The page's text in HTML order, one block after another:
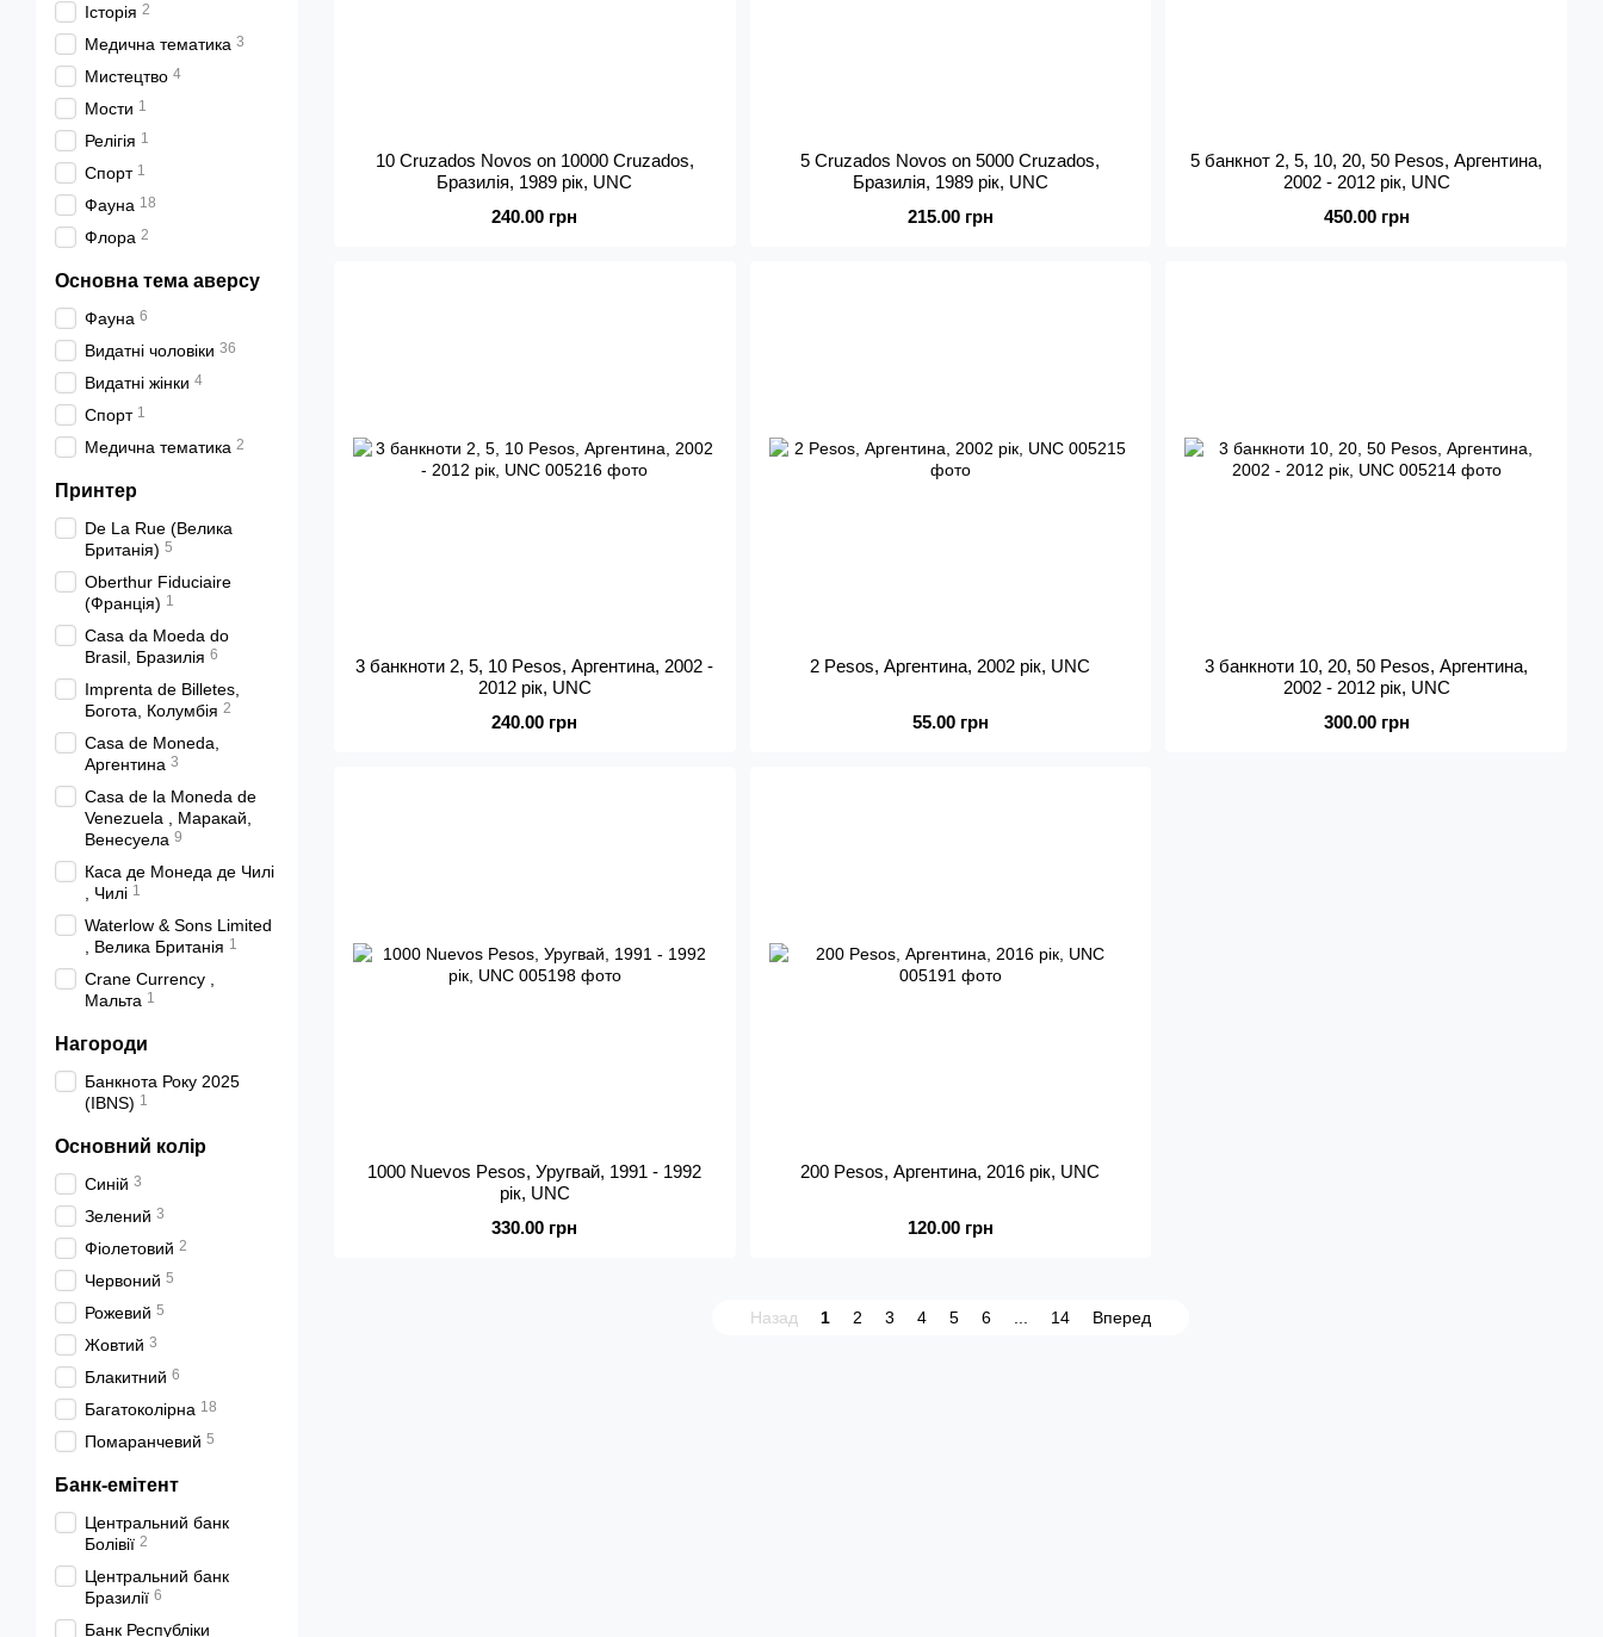
10 Cruzados Novos on 10000 Cruzados,
Бразилія, 1989 рік, UNC
240.00 грн
5 Cruzados Novos on 5000 Cruzados,
Бразилія, 1989 рік, UNC
215.00 грн
5 банкнот 2, 5, 10, 20, 50 Pesos, Аргентина,
2002 - 2012 рік, UNC
450.00 грн
3 банкноти 2, 5, 10 Pesos, Аргентина, 2002 -
2012 рік, UNC
240.00 грн
2 Pesos, Аргентина, 2002 рік, UNC
55.00 грн
3 банкноти 10, 20, 50 Pesos, Аргентина,
2002 - 2012 рік, UNC
300.00 грн
1000 Nuevos Pesos, Уругвай, 1991 - 1992
рік, UNC
330.00 грн
200 Pesos, Аргентина, 2016 рік, UNC
120.00 грн
Назад 1 2 3 4 5 6 14 Вперед
Історія 2
Медична тематика 3
Мистецтво 4
Мости 1
Релігія 1
Спорт 1
Фауна 18
Флора 2
Основна тема аверсу
Фауна 6
Видатні чоловіки 36
Видатні жінки 4
Спорт 1
Медична тематика 2
Принтер
De La Rue (Велика
Британія) 5
Oberthur Fiduciaire
(Франція) 1
Casa da Moeda do
Brasil, Бразилія 6
Imprenta de Billetes,
Богота, Колумбія 2
Casa de Moneda,
Аргентина 3
Casa de la Moneda de
Venezuela , Маракай,
Венесуела 9
Каса де Монеда де Чилі
, Чилі 1
Waterlow & Sons Limited
, Велика Британія 1
Crane Currency ,
Мальта 1
Нагороди
Банкнота Року 2025
(IBNS) 1
Основний колір
Синій 3
Зелений 3
Фіолетовий 2
Червоний 5
Рожевий 5
Жовтий 3
Блакитний 6
Багатоколірна 18
Помаранчевий 5
Банк-емітент
Центральний банк
Болівії 2
Центральний банк
Бразилії 6
Банк Республіки